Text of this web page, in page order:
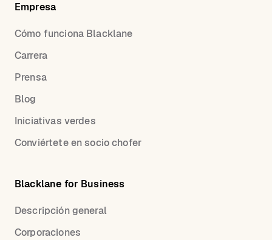
Empresa
Cómo funciona Blacklane
Carrera
Prensa
Blog
Iniciativas verdes
Conviértete en socio chofer
Blacklane for Business
Descripción general
Corporaciones